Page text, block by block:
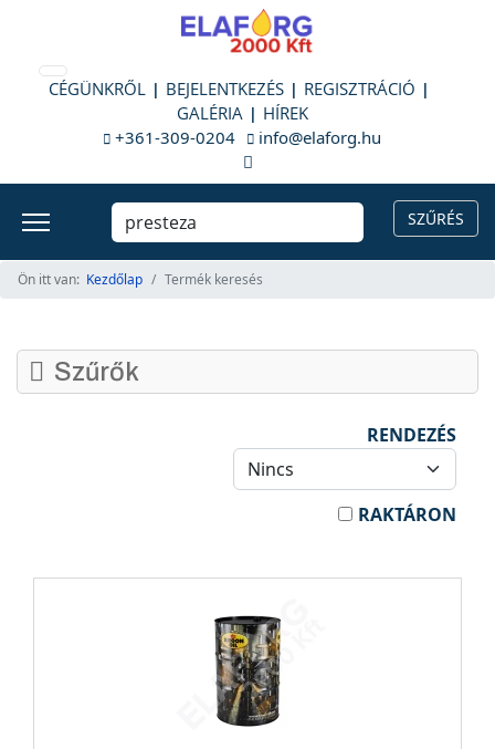
CÉGÜNKRŐL BEJELENTKEZÉS
REGISZTRÁCIÓ
GALÉRIA
HÍREK
+361-309-0204
info@elaforg.hu
Ön itt van: Kezdőlap Termék keresés
Szűrők
RENDEZÉS
RAKTÁRON